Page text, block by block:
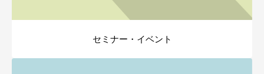
セミナー・イベント